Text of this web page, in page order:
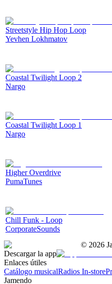
Streetstyle Hip Hop Loop
Yevhen Lokhmatov
Coastal Twilight Loop 2
Nargo
Coastal Twilight Loop 1
Nargo
Higher Overdrive
PumaTunes
Chill Funk - Loop
CorporateSounds
© 2026
Descargar la app
Enlaces útiles
Catálogo musicalRadios In-store
Jamendo